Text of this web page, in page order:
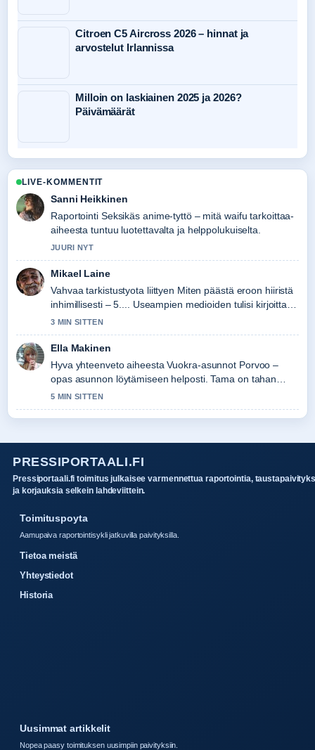
Citroen C5 Aircross 2026 – hinnat ja
arvostelut Irlannissa
Milloin on laskiainen 2025 ja 2026?
Päivämäärät
LIVE-KOMMENTIT
Sanni Heikkinen
Raportointi Seksikäs anime-tyttö – mitä waifu tarkoittaa-
aiheesta tuntuu luotettavalta ja helppolukuiselta.
JUURI NYT
Mikael Laine
Vahvaa tarkistustyota liittyen Miten päästä eroon hiiristä
inhimillisesti – 5.... Useampien medioiden tulisi kirjoittaa
nain.
3 MIN SITTEN
Ella Makinen
Hyva yhteenveto aiheesta Vuokra-asunnot Porvoo –
opas asunnon löytämiseen helposti. Tama on tahan
mennessa selkein kooste tanaan.
5 MIN SITTEN
PRESSIPORTAALI.FI
Pressiportaali.fi toimitus julkaisee varmennettua raportointia,
ja korjauksia selkein lahdeviittein.
Toimituspoyta
Aamupaiva raportointisykli jatkuvilla paivityksilla.
Tietoa meistä
Yhteystiedot
Historia
Uusimmat artikkelit
Nopea paasy toimituksen uusimpiin paivityksiin.